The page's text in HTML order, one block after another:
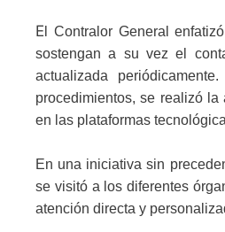
E l Contralor General
sostengan a su vez el
actualizada
procedimientos, se realizó
en las plataformas
En una iniciativa sin
se visitó a los diferentes
atención directa y